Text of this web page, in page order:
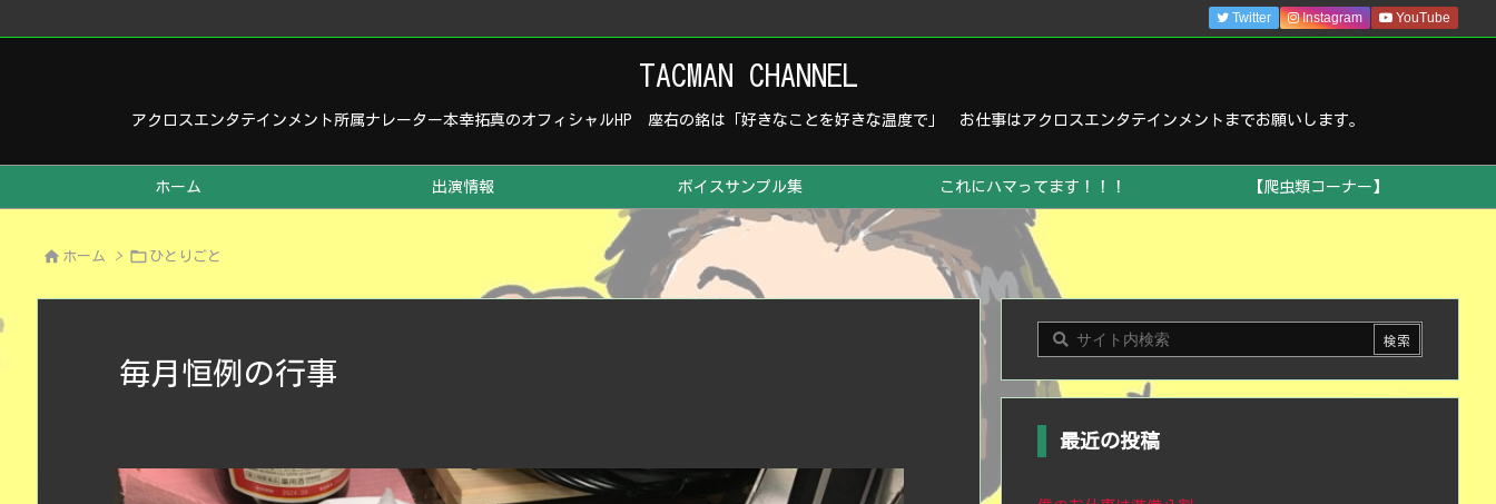
TACMAN CHANNEL
アクロスエンタテインメント所属ナレーター本幸拓真のオフィシャルHP 座右の銘は「好きなことを好きな温度で」 お仕事はアクロスエンタテインメントまでお願いします。
ホーム 出演情報 ボイスサンプル集 これにハマってます！！！ 【爬虫類コーナー】
Twitter Instagram YouTube
 ホーム >  ひとりごと
毎月恒例の行事
最近の投稿